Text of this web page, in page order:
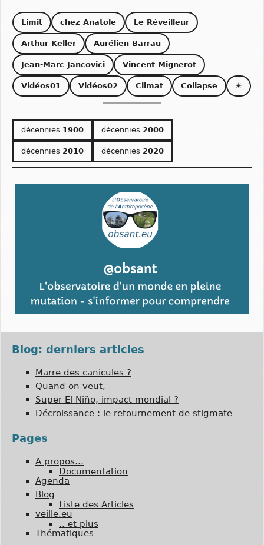
Limit chez Anatole Le Réveilleur
Arthur Keller Aurélien Barrau
Jean-Marc Jancovici Vincent Mignerot
Vidéos01 Vidéos02 Climat Collapse ☀
décennies 1900 décennies 2000
décennies 2010 décennies 2020
Blog: derniers articles
Marre des canicules ?
Quand on veut,
Super El Niño, impact mondial ?
Décroissance : le retournement de stigmate
Pages
A propos…
Documentation
Agenda
Blog
Liste des Articles
veille.eu
.. et plus
Thématiques